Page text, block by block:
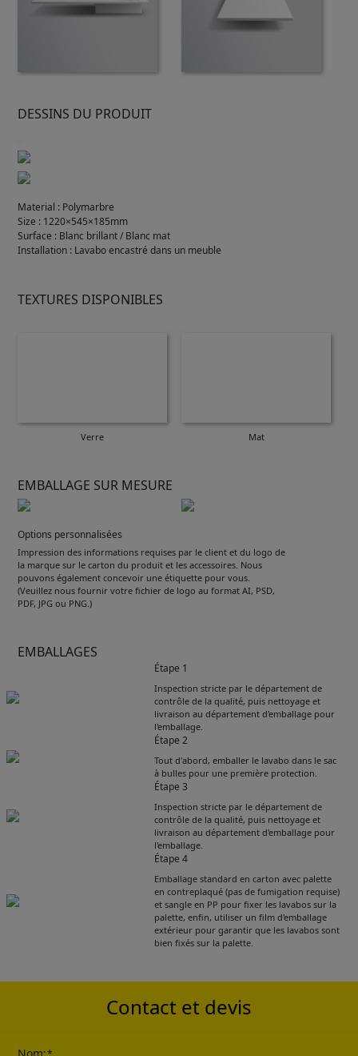
DESSINS DU PRODUIT
Material : Polymarbre
Size : 1220×545×185mm
Surface : Blanc brillant / Blanc mat
Installation : Lavabo encastré dans un meuble
TEXTURES DISPONIBLES
Verre Mat
EMBALLAGE SUR MESURE
Options personnalisées
Impression des informations requises par le client et du logo de
la marque sur le carton du produit et les accessoires. Nous
pouvons également concevoir une étiquette pour vous.
(Veuillez nous fournir votre fichier de logo au format AI, PSD,
PDF, JPG ou PNG.)
EMBALLAGES
Étape 1
Inspection stricte par le département de
contrôle de la qualité, puis nettoyage et
livraison au département d'emballage pour
l'emballage.
Étape 2
Tout d'abord, emballer le lavabo dans le sac
à bulles pour une première protection.
Étape 3
Inspection stricte par le département de
contrôle de la qualité, puis nettoyage et
livraison au département d'emballage pour
l'emballage.
Étape 4
Emballage standard en carton avec palette
en contreplaqué (pas de fumigation requise)
et sangle en PP pour fixer les lavabos sur la
palette, enfin, utiliser un film d'emballage
extérieur pour garantir que les lavabos sont
bien fixés sur la palette.
Get Catalogue
Please leave your contact information,the
catalogue will be sent to your mailbox
Contact et devis